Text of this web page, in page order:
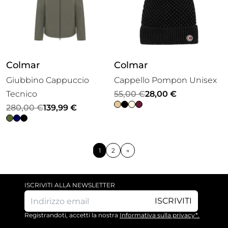
Colmar
Giubbino Cappuccio
Tecnico
280,00€
Il
prezzo
139,99 €
Il
prezzo
Colmar
Cappello Pompon Unisex
55,00€
Il
prezzo
55,00 €.
28,00 €
Il
prezzo
28,00 €.
1 2 →
ISCRIVITI ALLA NEWSLETTER
ISCRIVITI
Registrandoti, accetti la nostra Informativa sulla privacy*.